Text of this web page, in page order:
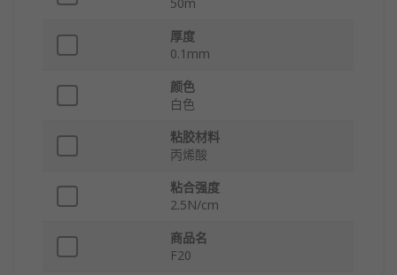
50m
厚度
0.1mm
颜色
白色
粘胶材料
丙烯酸
粘合强度
2.5N/cm
商品名
F20